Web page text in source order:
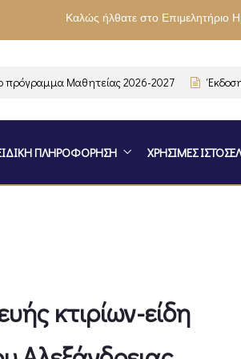
Καλώς ήλθατε στο Επιμελητήριο
Μαθητείας 2026-2027 Έκδοση
ΠΛΗΡΟΦΟΡΗΣΗ ΧΡΗΣΙΜΕΣ
κτιρίων-είδη